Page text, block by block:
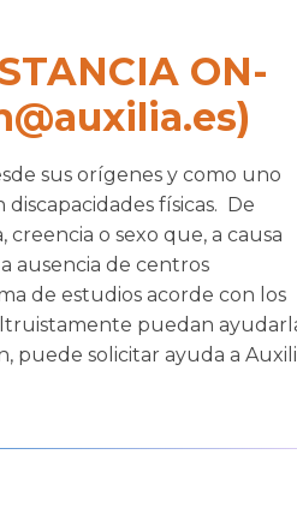
ON-
sus orígenes y como uno
discapacidades físicas. De
o sexo que, a causa
ausencia de centros
de estudios acorde con los
puedan
puede solicitar ayuda a